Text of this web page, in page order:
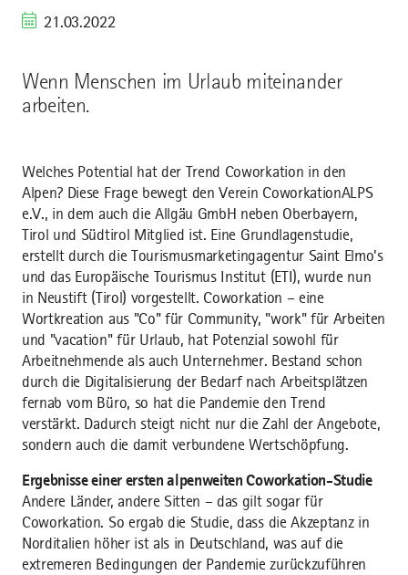
21.03.2022
Wenn Menschen im Urlaub miteinander
arbeiten.
Welches Potential hat der Trend Coworkation in den
Alpen? Diese Frage bewegt den Verein CoworkationALPS
e.V., in dem auch die Allgäu GmbH neben Oberbayern,
Tirol und Südtirol Mitglied ist. Eine Grundlagenstudie,
erstellt durch die Tourismusmarketingagentur Saint Elmo's
und das Europäische Tourismus Institut (ETI), wurde nun
in Neustift (Tirol) vorgestellt. Coworkation – eine
Wortkreation aus "Co" für Community, "work" für Arbeiten
und "vacation" für Urlaub, hat Potenzial sowohl für
Arbeitnehmende als auch Unternehmer. Bestand schon
durch die Digitalisierung der Bedarf nach Arbeitsplätzen
fernab vom Büro, so hat die Pandemie den Trend
verstärkt. Dadurch steigt nicht nur die Zahl der Angebote,
sondern auch die damit verbundene Wertschöpfung.
Ergebnisse einer ersten alpenweiten Coworkation-Studie
Andere Länder, andere Sitten – das gilt sogar für
Coworkation. So ergab die Studie, dass die Akzeptanz in
Norditalien höher ist als in Deutschland, was auf die
extremeren Bedingungen der Pandemie zurückzuführen